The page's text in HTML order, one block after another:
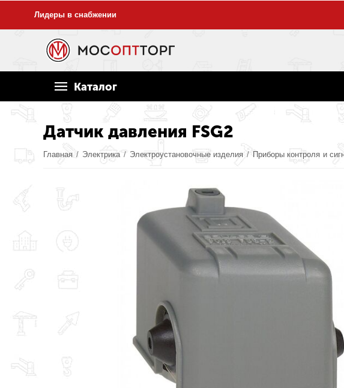
Лидеры в снабжении
Каталог
Датчик давления FSG2
Главная / Электрика / Электроустановочные изделия / Приборы контроля и